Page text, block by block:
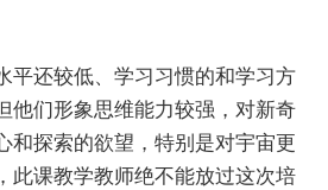
还较低、学习习惯的和学习方
他们形象思维能力较强，对新奇
和探索的欲望，特别是对宇宙更
此课教学教师绝不能放过这次培